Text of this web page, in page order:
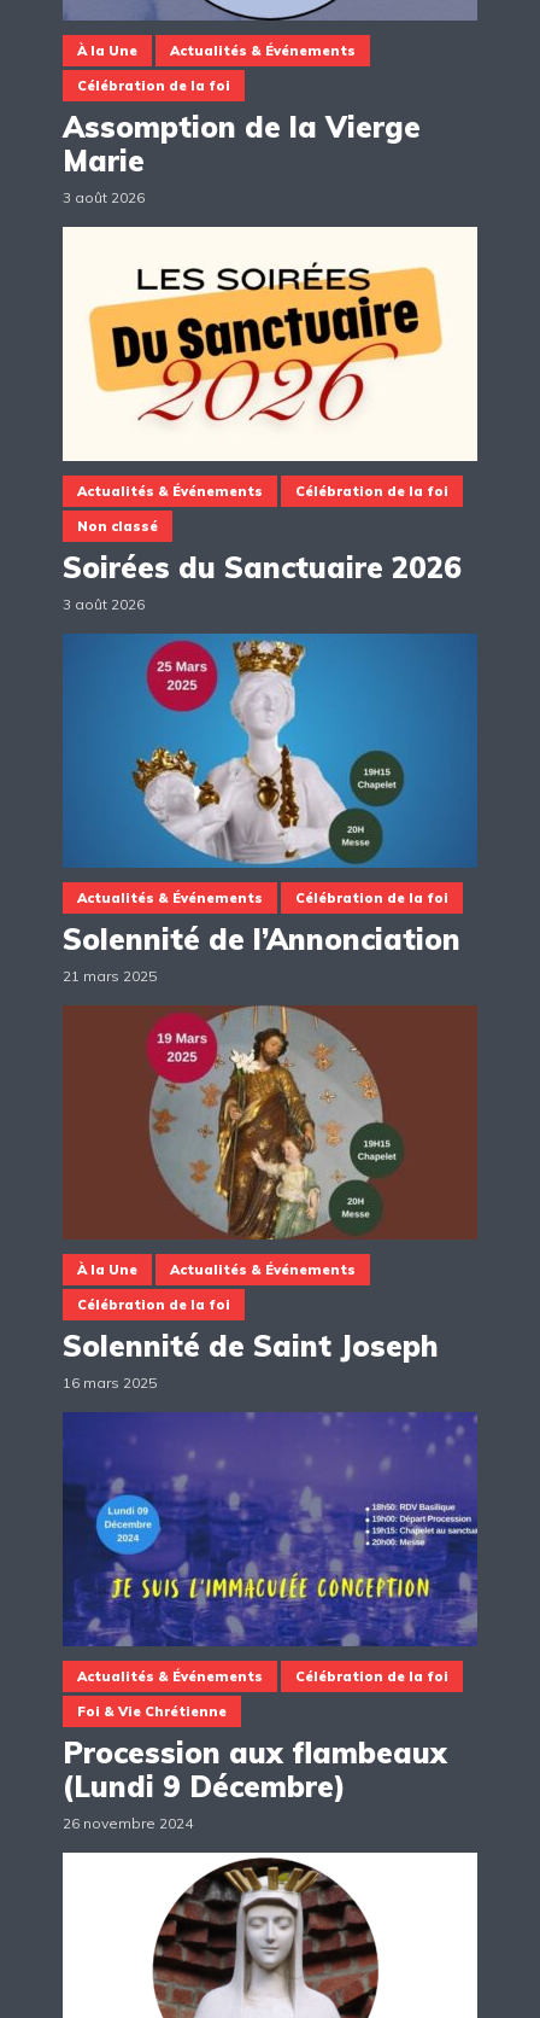
À la Une Actualités & Événements
Célébration de la foi
Assomption de la Vierge
Marie
3 août 2026
Actualités & Événements Célébration de la foi
Non classé
Soirées du Sanctuaire 2026
3 août 2026
Actualités & Événements Célébration de la foi
Solennité de l’Annonciation
21 mars 2025
À la Une Actualités & Événements
Célébration de la foi
Solennité de Saint Joseph
16 mars 2025
Actualités & Événements Célébration de la foi
Foi & Vie Chrétienne
Procession aux flambeaux
(Lundi 9 Décembre)
26 novembre 2024